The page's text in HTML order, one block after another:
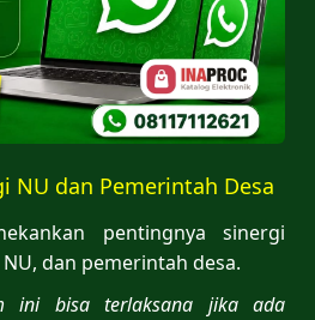
NU dan Pemerintah Desa
pentingnya sinergi
dan pemerintah desa.
ini bisa terlaksana jika ada